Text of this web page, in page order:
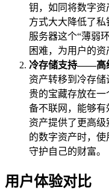
钥，如同将数字
方式大大降低了
服务器这个“薄弱
困难，为用户的资
冷存储支持——高
资产转移到冷存
贵的宝藏存放在
备不联网，能够有
资产提供了更高
的数字资产时，
守护自己的财富。
用户体验对比